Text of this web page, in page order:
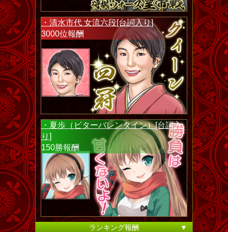
・清水市代 女流六段[台詞入り]
3000位報酬
・夏歩（ビターバレンタイン）[台詞入
り]
150勝報酬
ランキング報酬
▼